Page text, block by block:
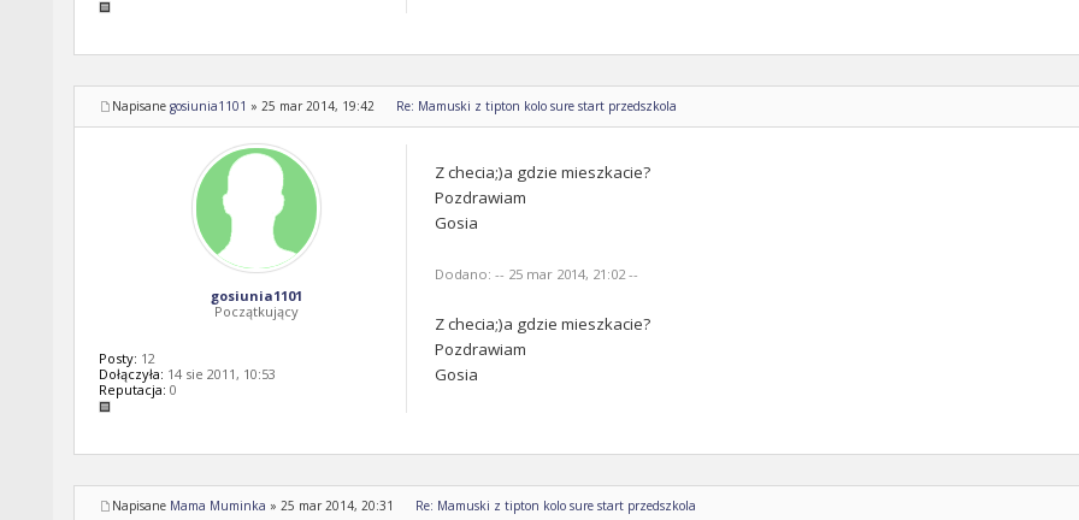
Napisane gosiunia1101 » 25 mar 2014, 19:42 Re: Mamuski z tipton kolo sure start przedszkola
Z checia;)a gdzie mieszkacie?
Pozdrawiam
Gosia
Dodano: -- 25 mar 2014, 21:02 --
Z checia;)a gdzie mieszkacie?
Pozdrawiam
Gosia
gosiunia1101
Początkujący
Posty: 12
Dołączyła: 14 sie 2011, 10:53
Reputacja: 0
Napisane Mama Muminka » 25 mar 2014, 20:31 Re: Mamuski z tipton kolo sure start przedszkola